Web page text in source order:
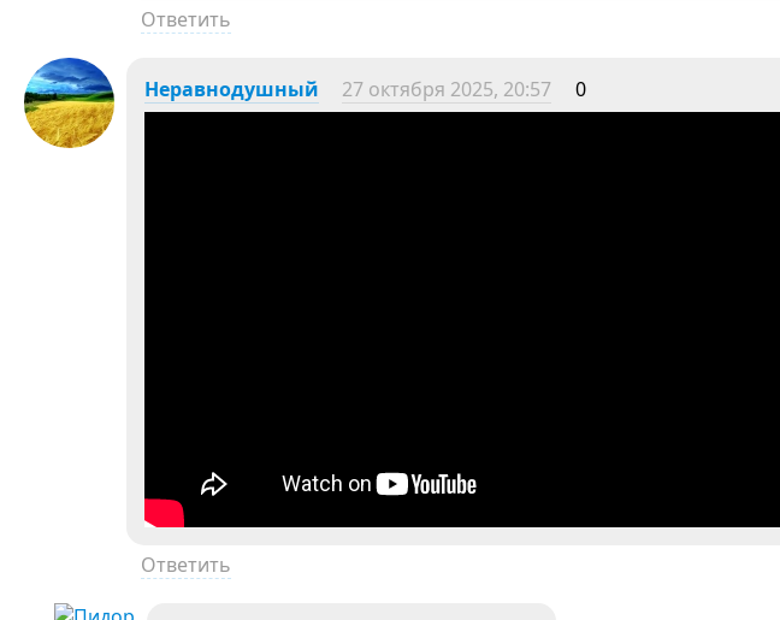
Ответить
Неравнодушный 27 октября 2025, 20:57 0
Ответить